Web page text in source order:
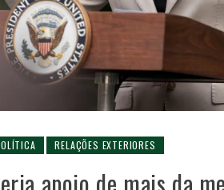
RELAÇÕES EXTERIORES